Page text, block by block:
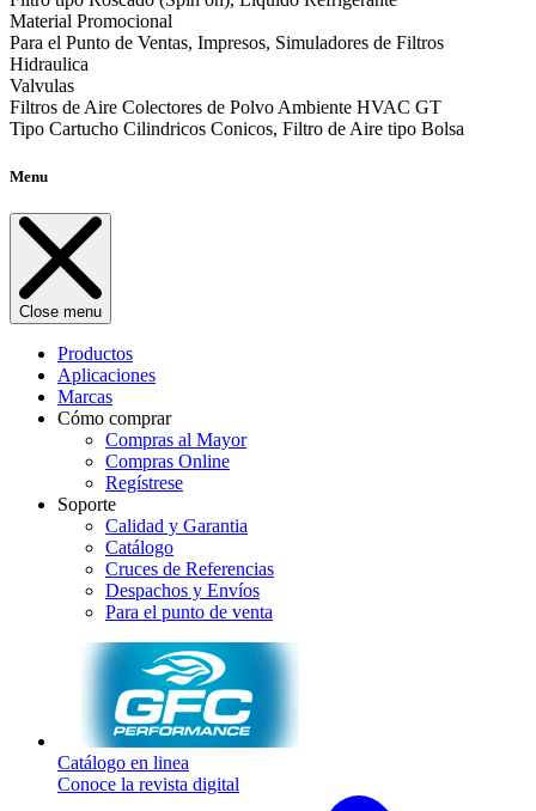
Material Promocional
Para el Punto de Ventas, Impresos, Simuladores de Filtros
Hidraulica
Valvulas
Filtros de Aire Colectores de Polvo Ambiente HVAC GT
Tipo Cartucho Cilindricos Conicos, Filtro de Aire tipo Bolsa
Menu
Close menu
Productos
Aplicaciones
Marcas
Cómo comprar
Compras al Mayor
Compras Online
Regístrese
Soporte
Calidad y Garantia
Catálogo
Cruces de Referencias
Despachos y Envíos
Para el punto de venta
Catálogo en linea
Conoce la revista digital